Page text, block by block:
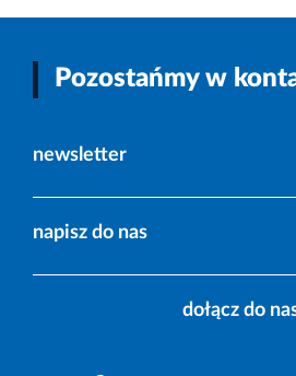
Pozostańmy w
newsletter
napisz do nas
dołącz do